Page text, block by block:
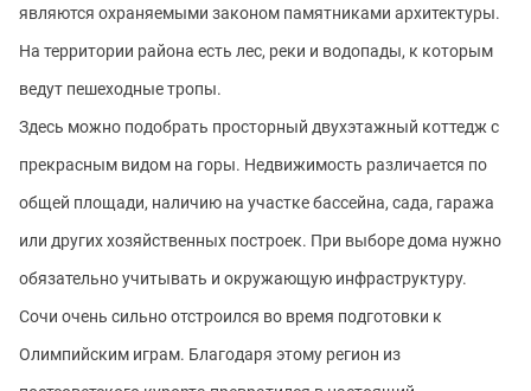
являются охраняемыми законом памятниками архитектуры.
На территории района есть лес, реки и водопады, к которым
ведут пешеходные тропы.
Здесь можно подобрать просторный двухэтажный коттедж с
прекрасным видом на горы. Недвижимость различается по
общей площади, наличию на участке бассейна, сада, гаража
или других хозяйственных построек. При выборе дома нужно
обязательно учитывать и окружающую инфраструктуру.
Сочи очень сильно отстроился во время подготовки к
Олимпийским играм. Благодаря этому регион из